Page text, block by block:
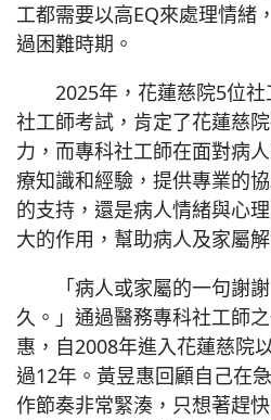
工都需要以高EQ來處理情緒
過困難時期。
2025年，花蓮慈院5位社
社工師考試，肯定了花蓮慈
力，而專科社工師在面對病
療知識和經驗，提供專業的
的支持，還是病人情緒與心
大的作用，幫助病人及家屬
「病人或家屬的一句謝謝
久。」通過醫務專科社工師
惠，自2008年進入花蓮慈院
過12年。黃昱惠回顧自己在
作節奏非常緊湊，只想著趕